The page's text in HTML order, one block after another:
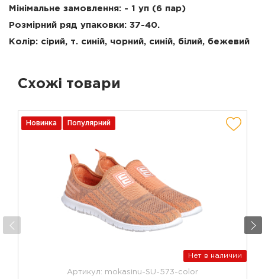
Мінімальне замовлення: - 1 уп (6 пар)
Розмірний ряд упаковки: 37-40.
Колір: сірий, т. синій, чорний, синій, білий, бежевий
Схожі товари
Новинка Популярний
Нет в наличии
Артикул: mokasinu-SU-573-color